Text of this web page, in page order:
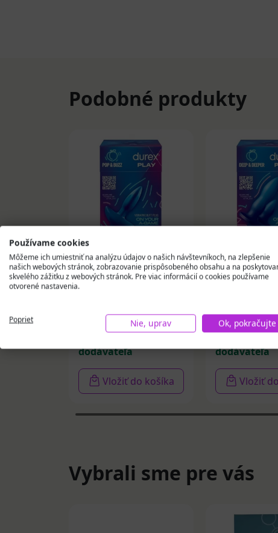
Podobné produkty
DUREX PLAY POP &
BUZZ vibračný análny
kolík 1 ks
45,28 €
Skladom u
dodávateľa
Vložiť do košíka
DUREX PLAY
DEEPER sada
análnych
35,20 €
Skladom
dodávateľa
Vložiť
Vybrali sme pre vás
Používame cookies
Môžeme ich umiestniť na analýzu údajov o našich návštevníkoch, na zlepšenie
našich webových stránok, zobrazovanie prispôsobeného obsahu a na
skvelého zážitku z webových stránok. Pre viac informácií o cookies používame
otvorené nastavenia.
Poprieť Nie, uprav Ok, pokračujte